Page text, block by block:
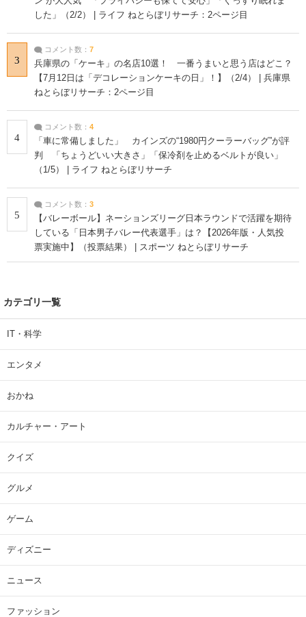
した」（2/2） | ライフ ねとらぼリサーチ：2ページ目
3
コメント数： 7
兵庫県の「ケーキ」の名店10選！ 一番うまいと思う店はどこ？
【7月12日は「デコレーションケーキの日」！】（2/4） | 兵庫県
ねとらぼリサーチ：2ページ目
4
コメント数： 4
「車に常備しました」 カインズの“1980円クーラーバッグ”が評
判 「ちょうどいい大きさ」「保冷剤を止めるベルトが良い」
（1/5） | ライフ ねとらぼリサーチ
5
コメント数： 3
【バレーボール】ネーションズリーグ日本ラウンドで活躍を期待
している「日本男子バレー代表選手」は？【2026年版・人気投
票実施中】（投票結果） | スポーツ ねとらぼリサーチ
カテゴリ一覧
IT・科学
エンタメ
おかね
カルチャー・アート
クイズ
グルメ
ゲーム
ディズニー
ニュース
ファッション